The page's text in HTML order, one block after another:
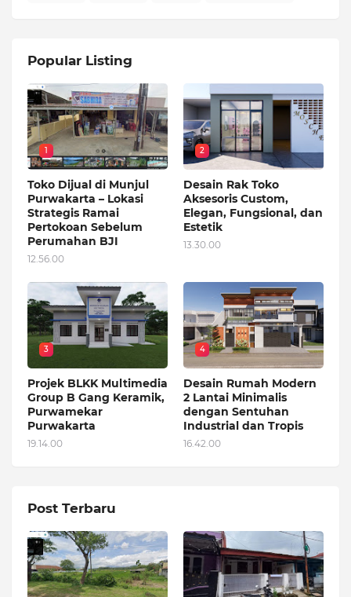
Popular Listing
1
Toko Dijual di Munjul
Purwakarta – Lokasi
Strategis Ramai
Pertokoan Sebelum
Perumahan BJI
12.56.00
2
Desain Rak Toko
Aksesoris Custom,
Elegan, Fungsional, dan
Estetik
13.30.00
3
Projek BLKK Multimedia
Group B Gang Keramik,
Purwamekar
Purwakarta
19.14.00
4
Desain Rumah Modern
2 Lantai Minimalis
dengan Sentuhan
Industrial dan Tropis
16.42.00
Post Terbaru